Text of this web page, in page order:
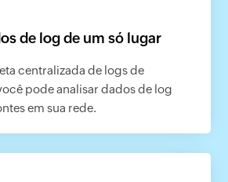
de log de um só lugar
centralizada de logs de
pode analisar dados de log
em sua rede.